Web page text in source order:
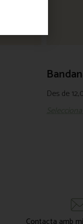
Des de